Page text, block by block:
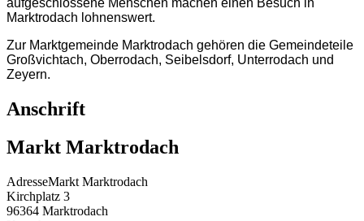
Marktrodach lohnenswert.
Zur Marktgemeinde Marktrodach gehören die Gemeindeteile
Großvichtach, Oberrodach, Seibelsdorf, Unterrodach und
Zeyern.
Anschrift
Markt Marktrodach
AdresseMarkt Marktrodach
Kirchplatz 3
96364 Marktrodach